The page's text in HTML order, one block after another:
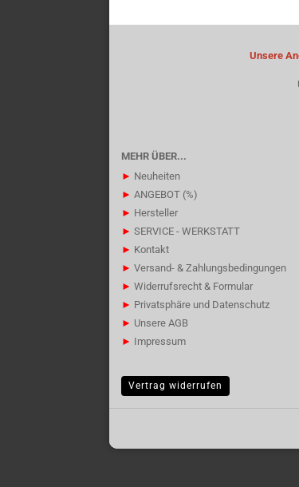
Unsere
MEHR ÜBER...
► Neuheiten
► ANGEBOT (%)
► Hersteller
► SERVICE - WERKSTATT
► Kontakt
► Versand- & Zahlungsbedingungen
► Widerrufsrecht & Formular
► Privatsphäre und Datenschutz
► Unsere AGB
► Impressum
Vertrag widerrufen